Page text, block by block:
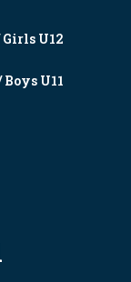
U12
U11